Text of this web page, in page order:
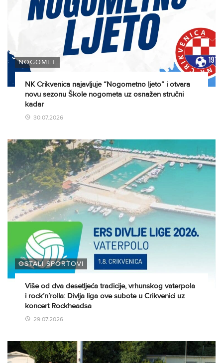
NOGOMET
NK Crikvenica najavljuje “Nogometno ljeto” i otvara
novu sezonu Škole nogometa uz osnažen stručni
kadar
30.07.2026
OSTALI SPORTOVI
Više od dva desetljeća tradicije, vrhunskog vaterpola
i rock’n’rolla: Divlja liga ove subote u Crikvenici uz
koncert Rockheadsa
29.07.2026